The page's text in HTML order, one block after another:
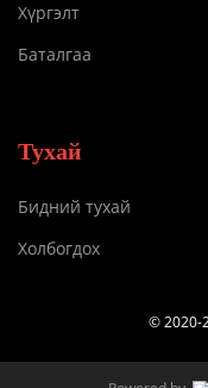
Хүргэлт
Баталгаа
Тухай
Бидний тухай
Холбогдох
© 2020-